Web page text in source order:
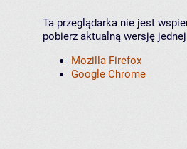
Ta przeglądarka nie jest
pobierz aktualną wersję
Mozilla Firefox
Google Chrome